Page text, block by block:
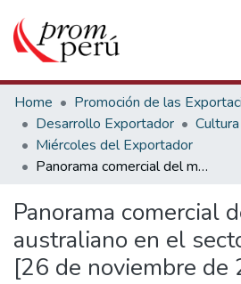
Communities & Collections
All of DSpace
Statistics
Estadísticas Externas
Home
Desarrollo Exportador
Miércoles del Exportador
Panorama comercial del mercado australiano en el sector alimentario [26 de noviembre de 2014]
Panorama comercial
australiano en el
[26 de noviembre de